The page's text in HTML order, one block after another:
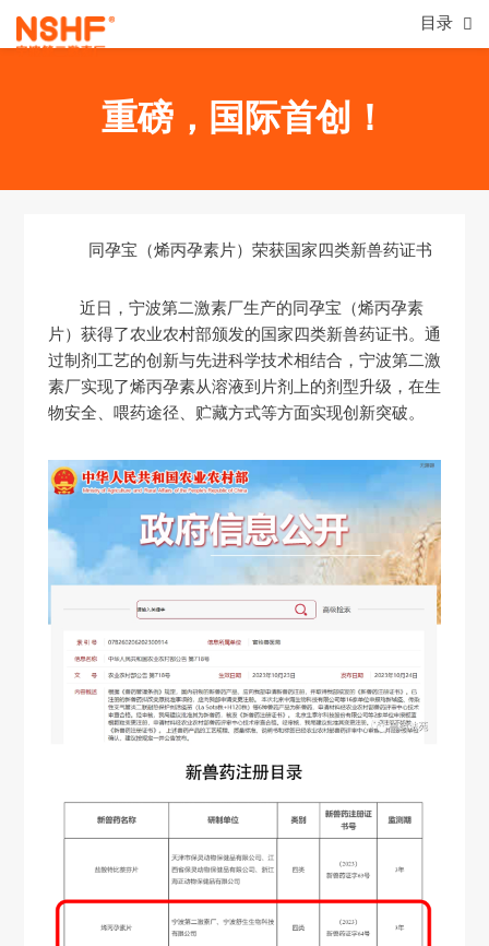
目录
重磅，国际首创！
同孕宝（烯丙孕素片）荣获国家四类新兽药证书
近日，宁波第二激素厂生产的同孕宝（烯丙孕素
片）获得了农业农村部颁发的国家四类新兽药证书。通
过制剂工艺的创新与先进科学技术相结合，宁波第二激
素厂实现了烯丙孕素从溶液到片剂上的剂型升级，在生
物安全、喂药途径、贮藏方式等方面实现创新突破。